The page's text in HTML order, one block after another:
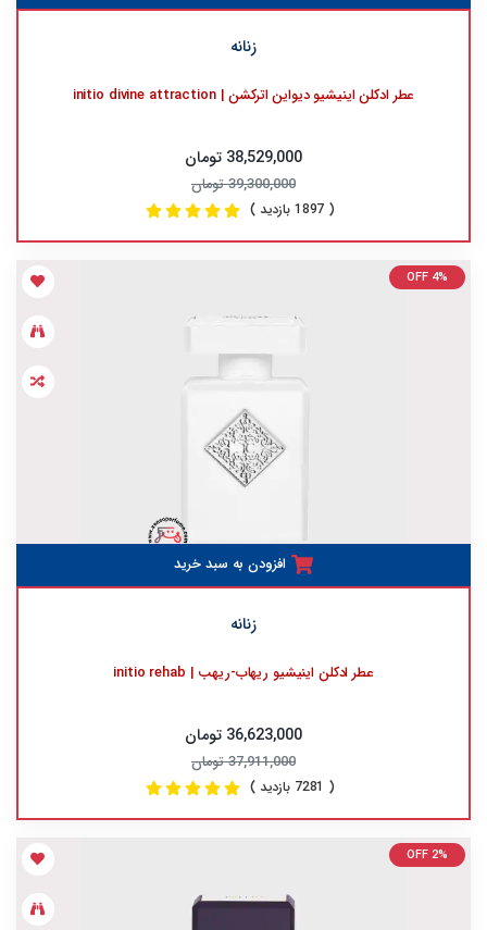
زنانه
عطر ادکلن اینیشیو دیواین اترکشن | initio divine attraction
38,529,000 تومان
39,300,000 تومان
( 1897 بازدید )
OFF 4%
افزودن به سبد خرید
زنانه
عطر ادکلن اینیشیو ریهاب-ریهب | initio rehab
36,623,000 تومان
37,911,000 تومان
( 7281 بازدید )
OFF 2%